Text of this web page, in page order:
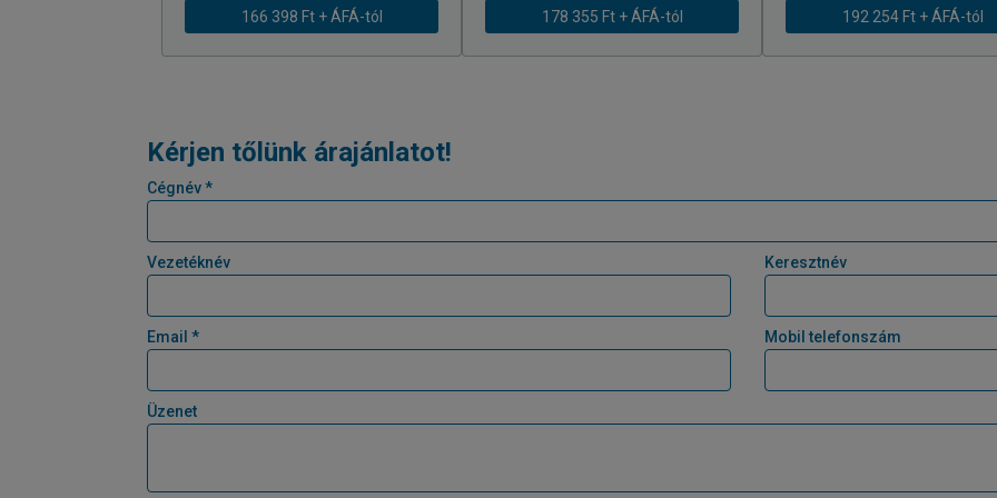
166 398 Ft + ÁFÁ-tól 178 355 Ft + ÁFÁ-tól 192 254 Ft + ÁFÁ-tól
Kérjen tőlünk árajánlatot!
Cégnév *
Vezetéknév Keresztnév
Email * Mobil telefonszám
Üzenet